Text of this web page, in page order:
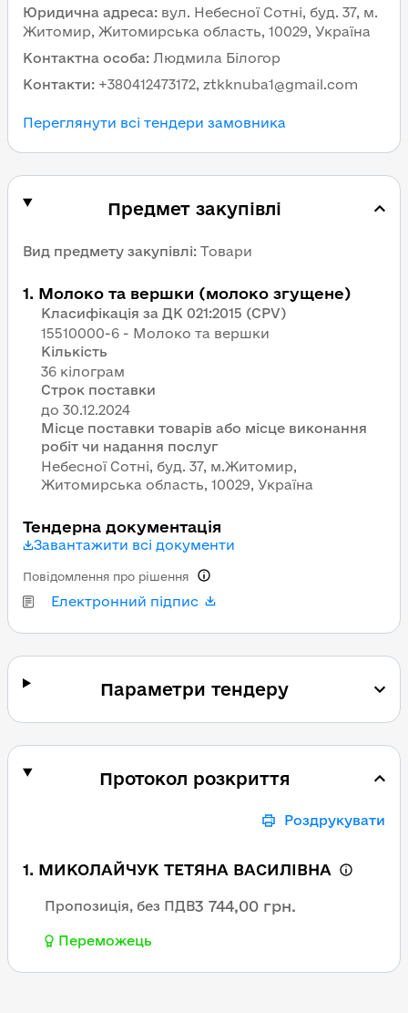
Юридична адреса: вул. Небесної Сотні, буд. 37, м.
Житомир, Житомирська область, 10029, Україна
Контактна особа: Людмила Білогор
Контакти: +380412473172, ztkknuba1@gmail.com
Переглянути всі тендери замовника
Предмет закупівлі
Вид предмету закупівлі: Товари
1. Молоко та вершки (молоко згущене)
Класифікація за ДК 021:2015 (CPV)
15510000-6 - Молоко та вершки
Кількість
36 кілограм
Строк поставки
Місце поставки товарів або місце виконання
робіт чи надання послуг
Небесної Сотні, буд. 37, м.Житомир,
Житомирська область, 10029, Україна
Тендерна документація
Завантажити всі документи
Електронний підпис
Повідомлення про рішення
Параметри тендеру
Протокол розкриття
Роздрукувати
1. МИКОЛАЙЧУК ТЕТЯНА ВАСИЛІВНА
Пропозиція, без ПДВ3 744,00 грн.
Переможець